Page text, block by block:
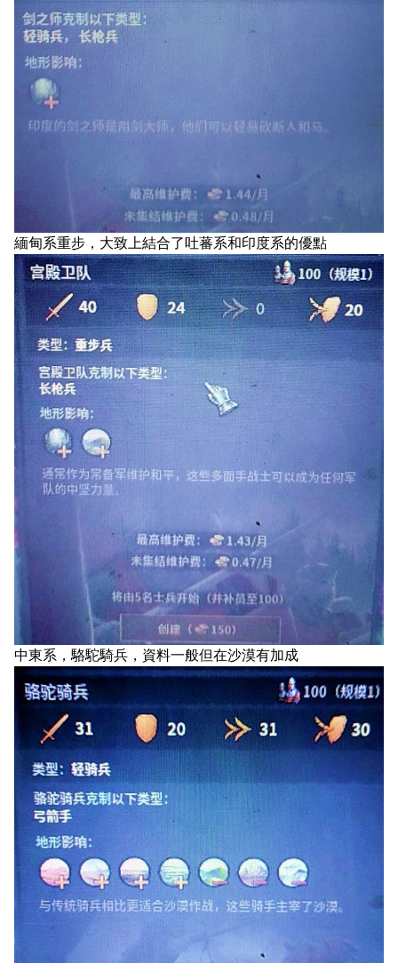
緬甸系重步，大致上結合了吐蕃系和印度系的優點
中東系，駱駝騎兵，資料一般但在沙漠有加成